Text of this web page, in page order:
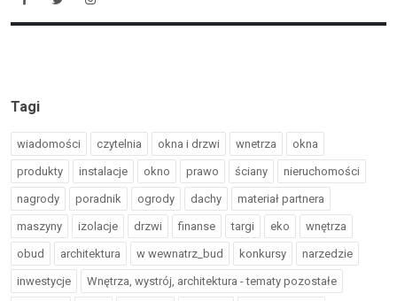
Tagi
wiadomości czytelnia okna i drzwi wnetrza okna
produkty instalacje okno prawo ściany nieruchomości
nagrody poradnik ogrody dachy materiał partnera
maszyny izolacje drzwi finanse targi eko wnętrza
obud architektura w wewnatrz_bud konkursy narzedzie
inwestycje Wnętrza, wystrój, architektura - tematy pozostałe